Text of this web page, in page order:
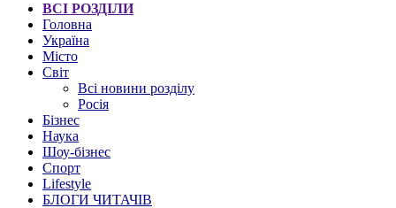
ВСІ РОЗДІЛИ
Головна
Україна
Місто
Світ
Всі новини розділу
Росія
Бізнес
Наука
Шоу-бізнес
Спорт
Lifestyle
БЛОГИ ЧИТАЧІВ